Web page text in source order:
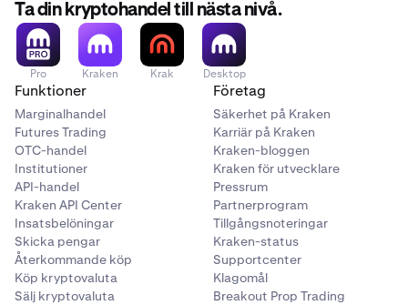
Ta din kryptohandel till nästa nivå.
Pro Kraken Krak Desktop
Funktioner
Marginalhandel
Futures Trading
OTC-handel
Institutioner
API-handel
Kraken API Center
Insatsbelöningar
Skicka pengar
Återkommande köp
Köp kryptovaluta
Sälj kryptovaluta
Företag
Säkerhet på Kraken
Karriär på Kraken
Kraken-bloggen
Kraken för utvecklare
Pressrum
Partnerprogram
Tillgångsnoteringar
Kraken-status
Supportcenter
Klagomål
Breakout Prop Trading